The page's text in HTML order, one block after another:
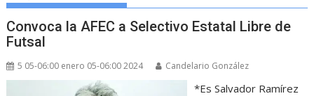
Convoca la AFEC a Selectivo Estatal Libre de
Futsal
5 05-06:00 enero 05-06:00 2024 Candelario González
*Es Salvador Ramírez